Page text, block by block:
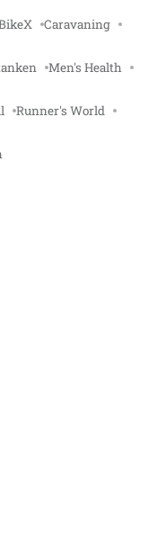
Caravaning
Men's Health
Runner's World